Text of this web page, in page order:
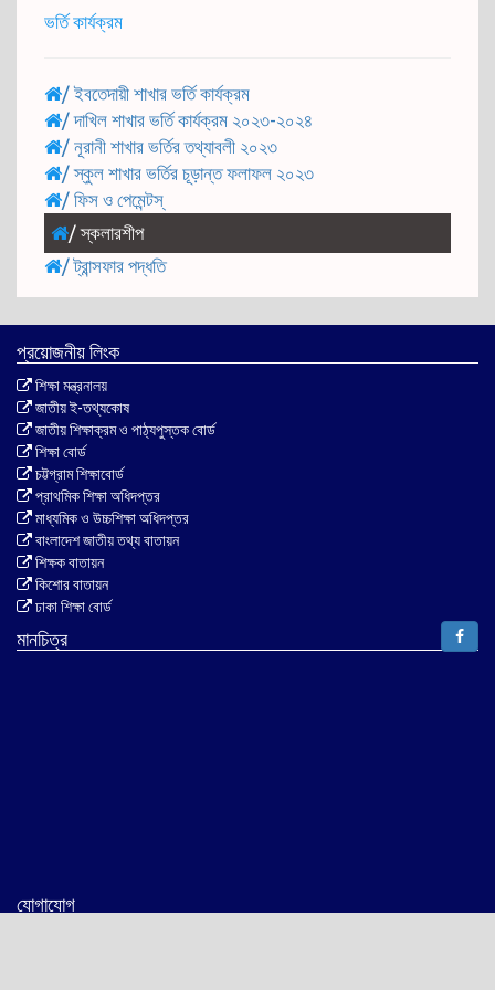
ভর্তি কার্যক্রম
/ইবতেদায়ী শাখার ভর্তি কার্যক্রম
/দাখিল শাখার ভর্তি কার্যক্রম ২০২৩-২০২৪
/ নূরানী শাখার ভর্তির তথ্যাবলী ২০২৩
/স্কুল শাখার ভর্তির চূড়ান্ত ফলাফল ২০২৩
/ ফিস ও পেমেন্টস্
/স্কলারশীপ
/ট্রান্সফার পদ্ধতি
প্রয়োজনীয় লিংক
শিক্ষা মন্ত্রনালয়
জাতীয় ই-তথ্যকোষ
জাতীয় শিক্ষাক্রম ও পাঠ্যপুস্তক বোর্ড
শিক্ষা বোর্ড
চট্টগ্রাম শিক্ষাবোর্ড
প্রাথমিক শিক্ষা অধিদপ্তর
মাধ্যমিক ও উচ্চশিক্ষা অধিদপ্তর
বাংলাদেশ জাতীয় তথ্য বাতায়ন
শিক্ষক বাতায়ন
কিশোর বাতায়ন
ঢাকা শিক্ষা বোর্ড
মানচিত্র
যোগাযোগ